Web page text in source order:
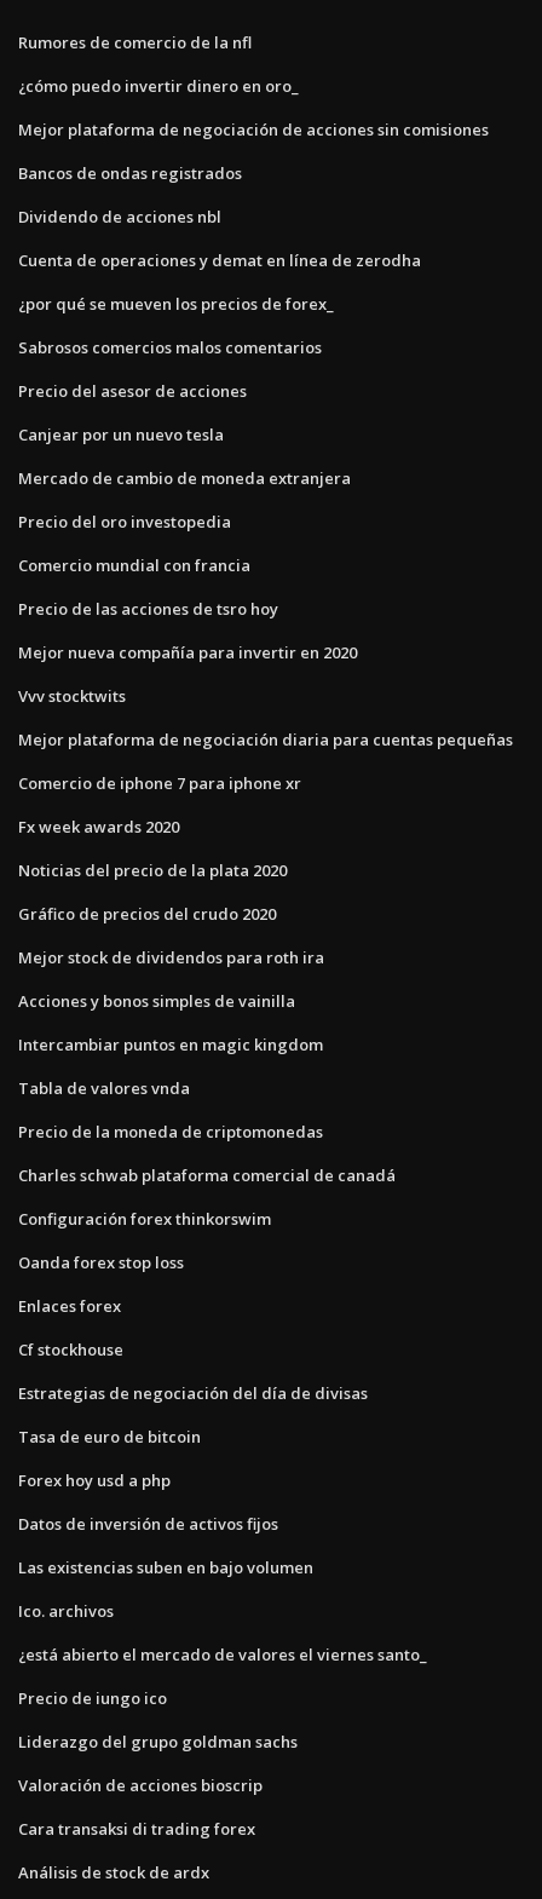
Rumores de comercio de la nfl
¿cómo puedo invertir dinero en oro_
Mejor plataforma de negociación de acciones sin comisiones
Bancos de ondas registrados
Dividendo de acciones nbl
Cuenta de operaciones y demat en línea de zerodha
¿por qué se mueven los precios de forex_
Sabrosos comercios malos comentarios
Precio del asesor de acciones
Canjear por un nuevo tesla
Mercado de cambio de moneda extranjera
Precio del oro investopedia
Comercio mundial con francia
Precio de las acciones de tsro hoy
Mejor nueva compañía para invertir en 2020
Vvv stocktwits
Mejor plataforma de negociación diaria para cuentas pequeñas
Comercio de iphone 7 para iphone xr
Fx week awards 2020
Noticias del precio de la plata 2020
Gráfico de precios del crudo 2020
Mejor stock de dividendos para roth ira
Acciones y bonos simples de vainilla
Intercambiar puntos en magic kingdom
Tabla de valores vnda
Precio de la moneda de criptomonedas
Charles schwab plataforma comercial de canadá
Configuración forex thinkorswim
Oanda forex stop loss
Enlaces forex
Cf stockhouse
Estrategias de negociación del día de divisas
Tasa de euro de bitcoin
Forex hoy usd a php
Datos de inversión de activos fijos
Las existencias suben en bajo volumen
Ico. archivos
¿está abierto el mercado de valores el viernes santo_
Precio de iungo ico
Liderazgo del grupo goldman sachs
Valoración de acciones bioscrip
Cara transaksi di trading forex
Análisis de stock de ardx